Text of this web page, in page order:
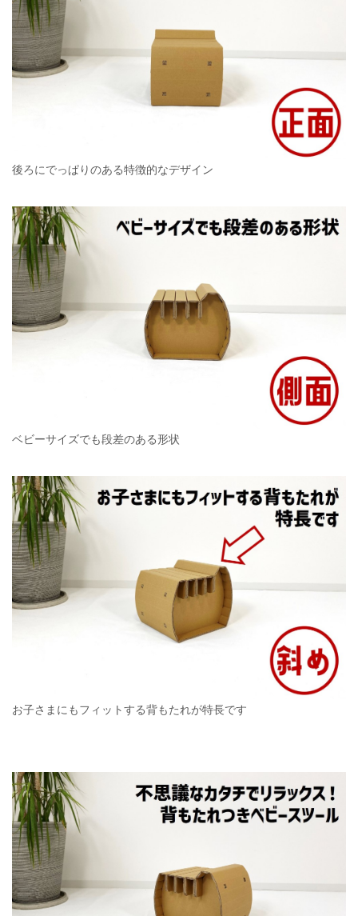
後ろにでっぱりのある特徴的なデザイン
ベビーサイズでも段差のある形状
お子さまにもフィットする背もたれが特長です